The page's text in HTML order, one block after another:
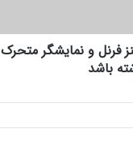
فرنل و نمایشگر متحرک
باشد